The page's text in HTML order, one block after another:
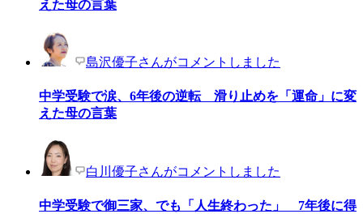
えた母の言葉
島沢優子さんがコメントしました
中学受験で涙、6年後の逆転 滑り止めを「運命」に変
えた母の言葉
白川優子さんがコメントしました
中学受験で御三家、でも「人生終わった」 7年後に得